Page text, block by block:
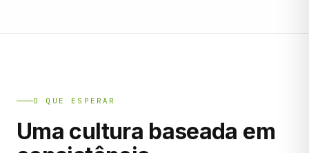
O QUE ESPERAR
Uma cultura baseada em